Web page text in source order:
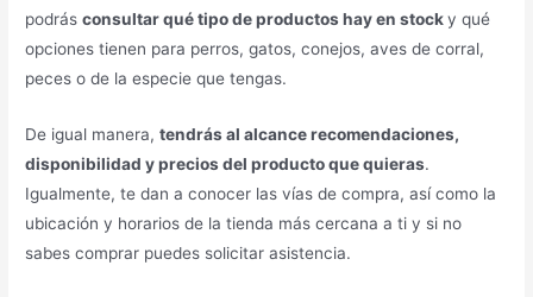
podrásconsultar qué tipo de productos hay en stocky qué
opciones tienen para perros, gatos, conejos, aves de corral,
peces o de la especie que tengas.
De igual manera,tendrás al alcance recomendaciones,
disponibilidad y precios del producto que quieras.
Igualmente, te dan a conocer las vías de compra, así como la
ubicación y horarios de la tienda más cercana a ti y si no
sabes comprar puedes solicitar asistencia.